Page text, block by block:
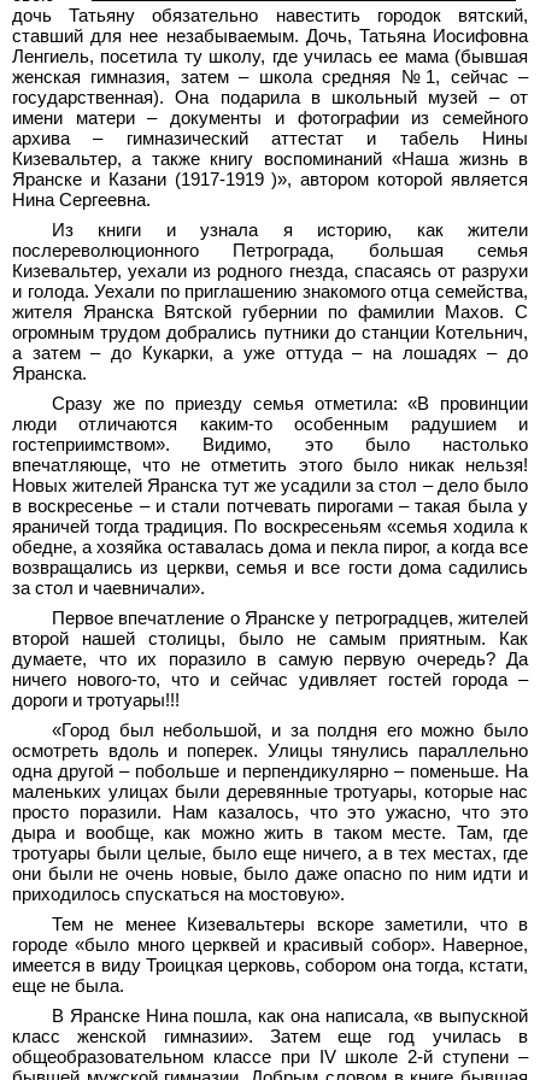
дочь Татьяну обязательно навестить городок вятский,
ставший для нее незабываемым. Дочь, Татьяна Иосифовна
Ленгиель, посетила ту школу, где училась ее мама (бывшая
женская гимназия, затем – школа средняя №1, сейчас –
государственная). Она подарила в школьный музей – от
имени матери – документы и фотографии из семейного
архива – гимназический аттестат и табель Нины
Кизевальтер, а также книгу воспоминаний «Наша жизнь в
Яранске и Казани (1917-1919 )», автором которой является
Нина Сергеевна.
Из книги и узнала я историю, как жители
послереволюционного Петрограда, большая семья
Кизевальтер, уехали из родного гнезда, спасаясь от разрухи
и голода. Уехали по приглашению знакомого отца семейства,
жителя Яранска Вятской губернии по фамилии Махов. С
огромным трудом добрались путники до станции Котельнич,
а затем – до Кукарки, а уже оттуда – на лошадях – до
Яранска.
Сразу же по приезду семья отметила: «В провинции
люди отличаются каким-то особенным радушием и
гостеприимством». Видимо, это было настолько
впечатляюще, что не отметить этого было никак нельзя!
Новых жителей Яранска тут же усадили за стол – дело было
в воскресенье – и стали потчевать пирогами – такая была у
яраничей тогда традиция. По воскресеньям «семья ходила к
обедне, а хозяйка оставалась дома и пекла пирог, а когда все
возвращались из церкви, семья и все гости дома садились
за стол и чаевничали».
Первое впечатление о Яранске у петроградцев, жителей
второй нашей столицы, было не самым приятным. Как
думаете, что их поразило в самую первую очередь? Да
ничего нового-то, что и сейчас удивляет гостей города –
дороги и тротуары!!!
«Город был небольшой, и за полдня его можно было
осмотреть вдоль и поперек. Улицы тянулись параллельно
одна другой – побольше и перпендикулярно – поменьше. На
маленьких улицах были деревянные тротуары, которые нас
просто поразили. Нам казалось, что это ужасно, что это
дыра и вообще, как можно жить в таком месте. Там, где
тротуары были целые, было еще ничего, а в тех местах, где
они были не очень новые, было даже опасно по ним идти и
приходилось спускаться на мостовую».
Тем не менее Кизевальтеры вскоре заметили, что в
городе «было много церквей и красивый собор». Наверное,
имеется в виду Троицкая церковь, собором она тогда, кстати,
еще не была.
В Яранске Нина пошла, как она написала, «в выпускной
класс женской гимназии». Затем еще год училась в
общеобразовательном классе при IV школе 2-й ступени –